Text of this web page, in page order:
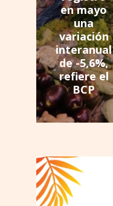
en mayo
una
variación
interanual
de -5,6%,
refiere el
BCP